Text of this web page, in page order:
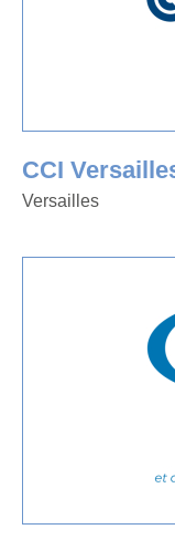
CCI
Versailles